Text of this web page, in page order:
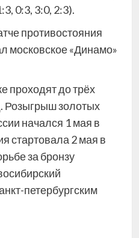
0:3, 3:0, 2:3).
противостояния
московское «Динамо»
проходят до трёх
Розыгрыш золотых
начался 1 мая в
стартовала 2 мая в
за бронзу
петербургским